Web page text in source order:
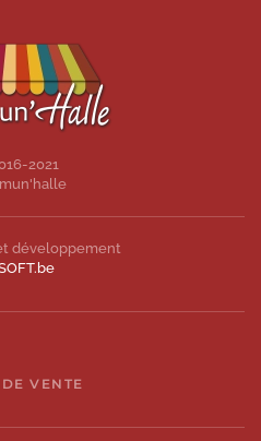
2021
développement
VENTE